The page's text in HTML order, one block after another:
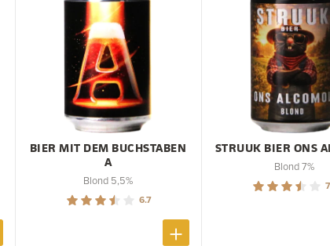
BIER MIT DEM BUCHSTABEN
A
Blond 5,5%
6.7
STRUUK BIER ONS
Blond 7%